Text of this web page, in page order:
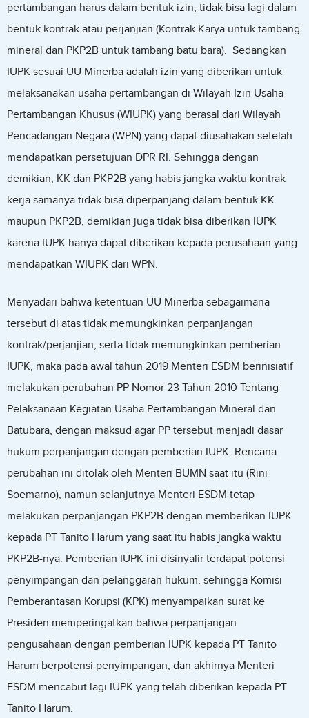
pertambangan harus dalam bentuk izin, tidak bisa lagi dalam
bentuk kontrak atau perjanjian (Kontrak Karya untuk tambang
mineral dan PKP2B untuk tambang batu bara). Sedangkan
IUPK sesuai UU Minerba adalah izin yang diberikan untuk
melaksanakan usaha pertambangan di Wilayah Izin Usaha
Pertambangan Khusus (WIUPK) yang berasal dari Wilayah
Pencadangan Negara (WPN) yang dapat diusahakan setelah
mendapatkan persetujuan DPR RI. Sehingga dengan
demikian, KK dan PKP2B yang habis jangka waktu kontrak
kerja samanya tidak bisa diperpanjang dalam bentuk KK
maupun PKP2B, demikian juga tidak bisa diberikan IUPK
karena IUPK hanya dapat diberikan kepada perusahaan yang
mendapatkan WIUPK dari WPN.
Menyadari bahwa ketentuan UU Minerba sebagaimana
tersebut di atas tidak memungkinkan perpanjangan
kontrak/perjanjian, serta tidak memungkinkan pemberian
IUPK, maka pada awal tahun 2019 Menteri ESDM berinisiatif
melakukan perubahan PP Nomor 23 Tahun 2010 Tentang
Pelaksanaan Kegiatan Usaha Pertambangan Mineral dan
Batubara, dengan maksud agar PP tersebut menjadi dasar
hukum perpanjangan dengan pemberian IUPK. Rencana
perubahan ini ditolak oleh Menteri BUMN saat itu (Rini
Soemarno), namun selanjutnya Menteri ESDM tetap
melakukan perpanjangan PKP2B dengan memberikan IUPK
kepada PT Tanito Harum yang saat itu habis jangka waktu
PKP2B-nya. Pemberian IUPK ini disinyalir terdapat potensi
penyimpangan dan pelanggaran hukum, sehingga Komisi
Pemberantasan Korupsi (KPK) menyampaikan surat ke
Presiden memperingatkan bahwa perpanjangan
pengusahaan dengan pemberian IUPK kepada PT Tanito
Harum berpotensi penyimpangan, dan akhirnya Menteri
ESDM mencabut lagi IUPK yang telah diberikan kepada PT
Tanito Harum.